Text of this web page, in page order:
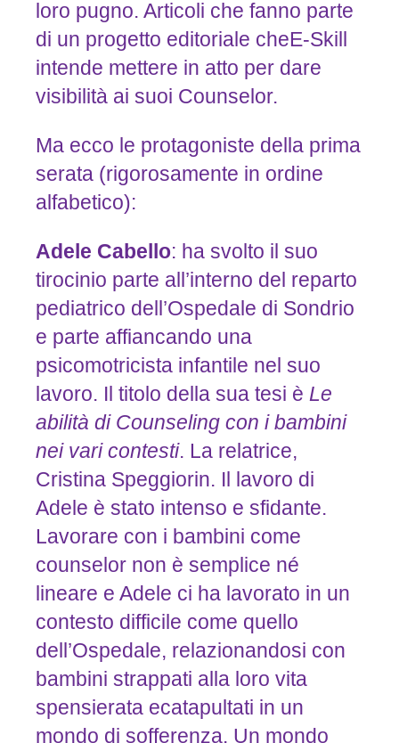
loro pugno. Articoli che fanno parte
di un progetto editoriale cheE-Skill
intende mettere in atto per dare
visibilità ai suoi Counselor.
Ma ecco le protagoniste della prima
serata (rigorosamente in ordine
alfabetico):
Adele Cabello: ha svolto il suo
tirocinio parte all’interno del reparto
pediatrico dell’Ospedale di Sondrio
e parte affiancando una
psicomotricista infantile nel suo
lavoro. Il titolo della sua tesi è Le
abilità di Counseling con i bambini
nei vari contesti. La relatrice,
Cristina Speggiorin. Il lavoro di
Adele è stato intenso e sfidante.
Lavorare con i bambini come
counselor non è semplice né
lineare e Adele ci ha lavorato in un
contesto difficile come quello
dell’Ospedale, relazionandosi con
bambini strappati alla loro vita
spensierata ecatapultati in un
mondo di sofferenza. Un mondo